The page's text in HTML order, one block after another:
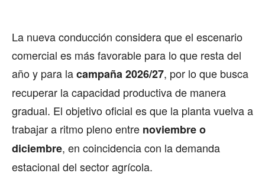
La nueva conducción considera que el escenario
comercial es más favorable para lo que resta del
año y para lacampaña 2026/27, por lo que busca
recuperar la capacidad productiva de manera
gradual. El objetivo oficial es que la planta vuelva a
trabajar a ritmo pleno entre noviembre o
diciembre, en coincidencia con la demanda
estacional del sector agrícola.